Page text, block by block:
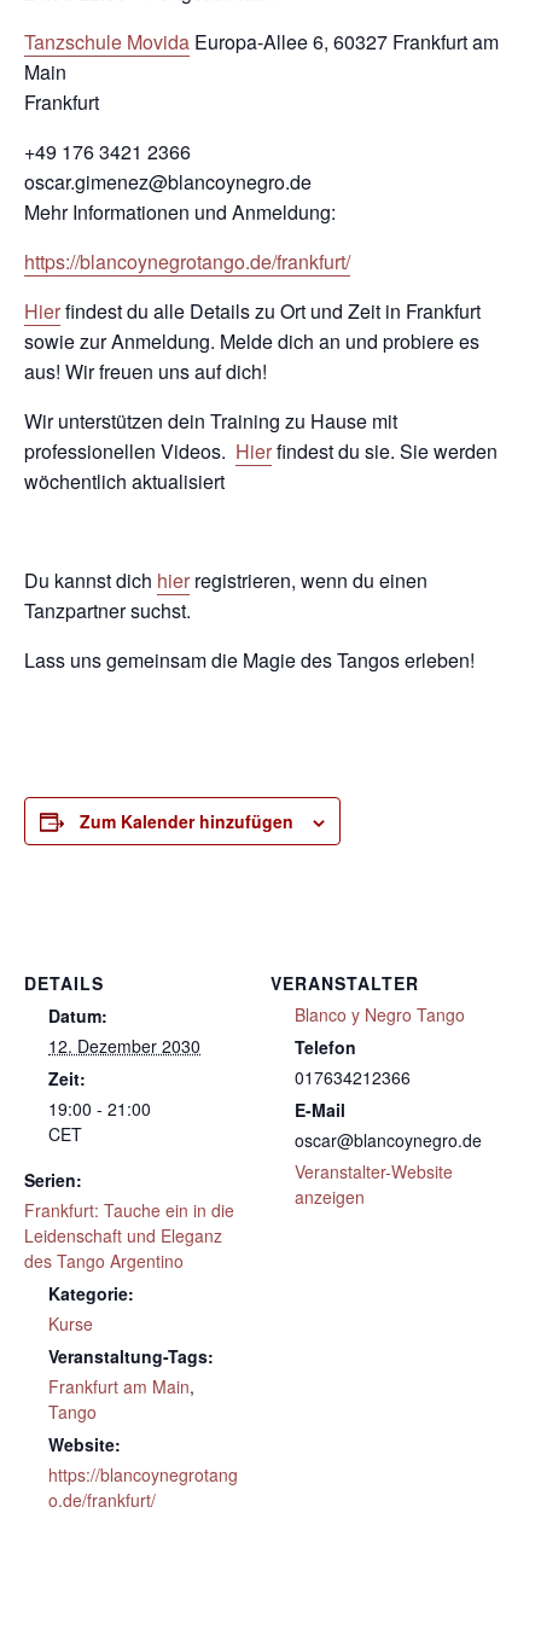
Tanzschule Movida Europa-Allee 6, 60327 Frankfurt am
Main
Frankfurt
+49 176 3421 2366
oscar.gimenez@blancoynegro.de
Mehr Informationen und Anmeldung:
https://blancoynegrotango.de/frankfurt/
Hierfindest du alle Details zu Ort und Zeit in Frankfurt
sowie zur Anmeldung. Melde dich an und probiere es
aus! Wir freuen uns auf dich!
Wir unterstützen dein Training zu Hause mit
professionellen Videos. Hierfindest du sie. Sie werden
wöchentlich aktualisiert
Du kannst dich hier registrieren, wenn du einen
Tanzpartner suchst.
Lass uns gemeinsam die Magie des Tangos erleben!
Zum Kalender hinzufügen
DETAILS
Datum:
12. Dezember 2030
Zeit:
19:00 - 21:00
CET
Serien:
Frankfurt: Tauche ein in die
Leidenschaft und Eleganz
des Tango Argentino
Kategorie:
Kurse
Veranstaltung-Tags:
Frankfurt am Main,
Tango
Website:
https://blancoynegrotang
o.de/frankfurt/
VERANSTALTER
Blanco y Negro Tango
Telefon
017634212366
E-Mail
oscar@blancoynegro.de
Veranstalter-Website
anzeigen